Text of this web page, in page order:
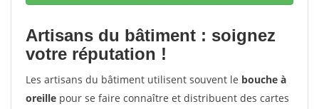
Artisans du bâtiment : soignez
votre réputation !
Les artisans du bâtiment utilisent souvent le bouche à
oreille pour se faire connaître et distribuent des cartes